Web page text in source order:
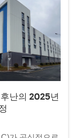
난의 2025년